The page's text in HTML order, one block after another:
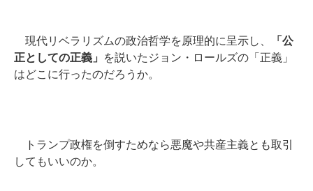
現代リベラリズムの政治哲学を原理的に呈示し、
「公
正としての正義」
を説いたジョン・ロールズの「正義」
はどこに行ったのだろうか。
トランプ政権を倒すためなら悪魔や共産主義とも取引
してもいいのか。